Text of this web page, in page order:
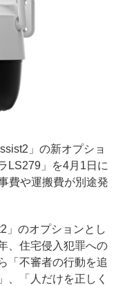
」の新オプショ
LS279」を4月1日に
費や運搬費が別途発
」のオプションとし
、住宅侵入犯罪への
「不審者の行動を追
、「人だけを正しく